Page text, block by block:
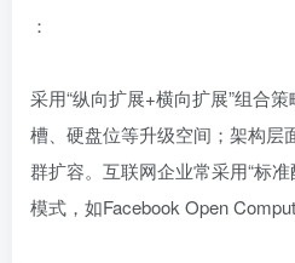
：
采用“纵向扩展+横向扩展”组合
槽、硬盘位等升级空间；架构层
群扩容。互联网企业常采用“标
模式，如Facebook Open